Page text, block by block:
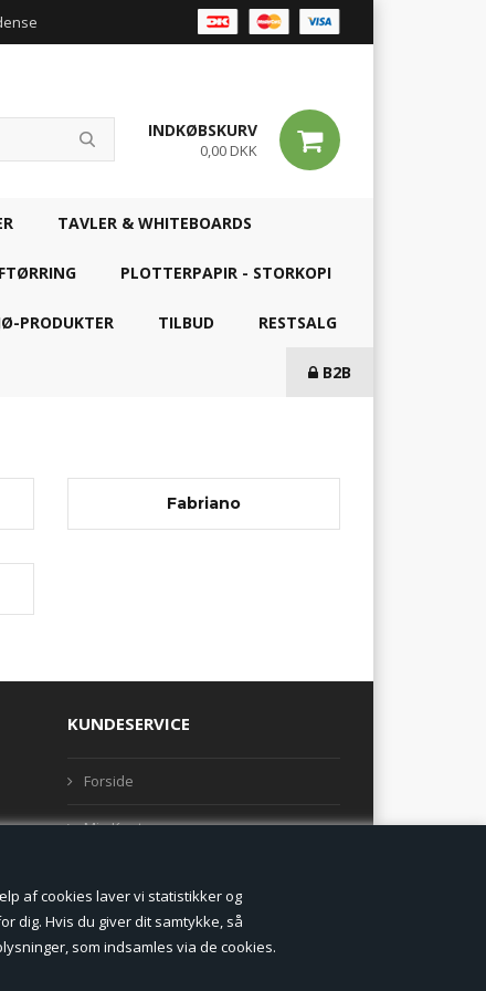
af cookies laver vi statistikker og
dig. Hvis du giver dit samtykke, så
som indsamles via de cookies.
INDKØBSKURV
0,00 DKK
TAVLER & WHITEBOARDS
PLOTTERPAPIR - STORKOPI
PRODUKTER TILBUD RESTSALG
B2B
Fabriano
KUNDESERVICE
Forside
Min Konto
Vilkår og betingelser